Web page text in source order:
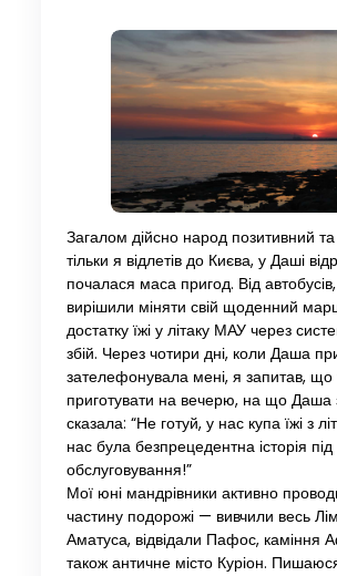
Загалом дійсно народ позитивний
тільки я відлетів до Києва, у Даші
почалася маса пригод. Від
вирішили міняти свій щоденний
достатку їжі у літаку МАУ через
збій. Через чотири дні, коли Даша
зателефонувала мені, я запитав, що
приготувати на вечерю, на що Даша
сказала: “Не готуй, у нас купа їжі з
нас була безпрецедентна історія під
обслуговування!”
Мої юні мандрівники активно
частину подорожі — вивчили весь
Аматуса, відвідали Пафос, каміння
також античне місто Куріон.